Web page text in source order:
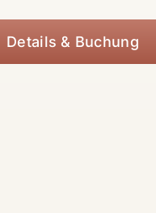
Details & Buchung